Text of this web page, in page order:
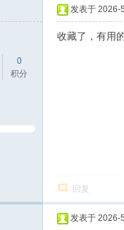
0
积分
发表于 2026-
收藏了，有用
回复
发表于 2026-